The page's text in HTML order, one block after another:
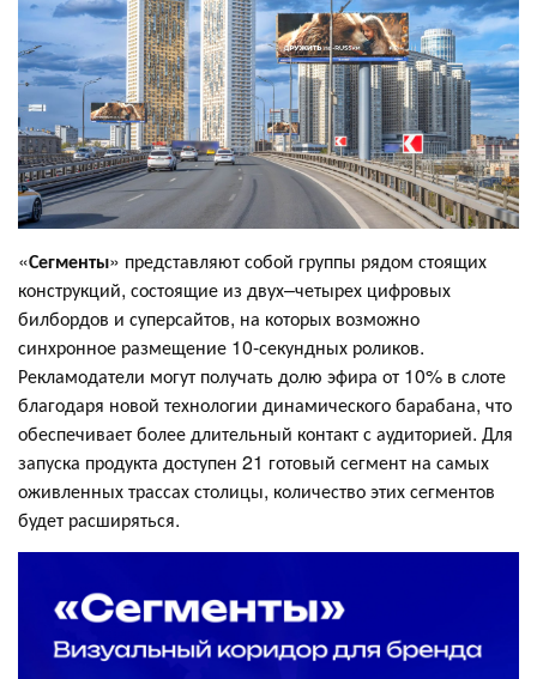
«Сегменты» представляют собой группы рядом стоящих
конструкций, состоящие из двух–четырех цифровых
билбордов и суперсайтов, на которых возможно
синхронное размещение 10-секундных роликов.
Рекламодатели могут получать долю эфира от 10% в слоте
благодаря новой технологии динамического барабана, что
обеспечивает более длительный контакт с аудиторией. Для
запуска продукта доступен 21 готовый сегмент на самых
оживленных трассах столицы, количество этих сегментов
будет расширяться.